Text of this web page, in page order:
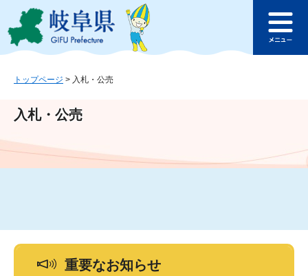
ジ
ュ
文
このページの本文へ
ュ
トップページ > 入札・公売
入札・公売
重要なお知らせ